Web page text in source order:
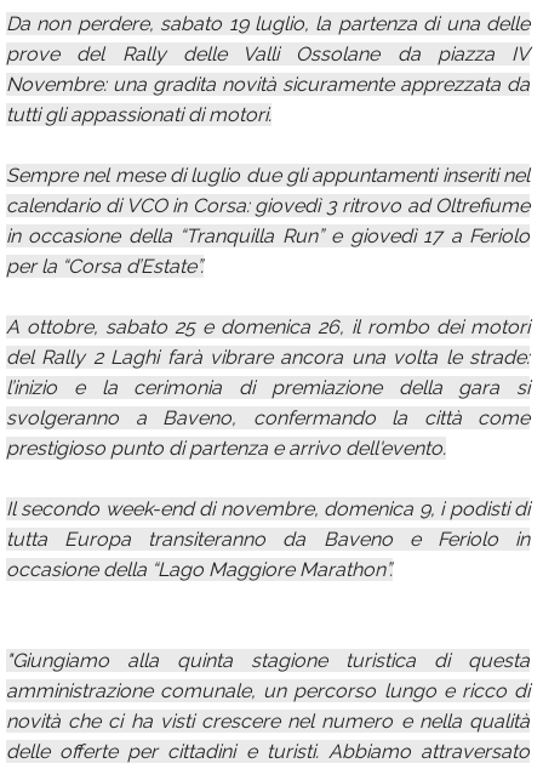
Da non perdere, sabato 19 luglio, la partenza di una delle
prove del Rally delle Valli Ossolane da piazza IV
Novembre: una gradita novità sicuramente apprezzata da
tutti gli appassionati di motori.
Sempre nel mese di luglio due gli appuntamenti inseriti nel
calendario di VCO in Corsa: giovedì 3 ritrovo ad Oltrefiume
in occasione della “Tranquilla Run” e giovedì 17 a Feriolo
per la “Corsa d’Estate”.
A ottobre, sabato 25 e domenica 26, il rombo dei motori
del Rally 2 Laghi farà vibrare ancora una volta le strade:
l’inizio e la cerimonia di premiazione della gara si
svolgeranno a Baveno, confermando la città come
prestigioso punto di partenza e arrivo dell'evento.
Il secondo week-end di novembre, domenica 9, i podisti di
tutta Europa transiteranno da Baveno e Feriolo in
occasione della “Lago Maggiore Marathon”.
"Giungiamo alla quinta stagione turistica di questa
amministrazione comunale, un percorso lungo e ricco di
novità che ci ha visti crescere nel numero e nella qualità
delle offerte per cittadini e turisti. Abbiamo attraversato